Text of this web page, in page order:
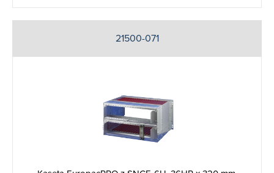
21500-071